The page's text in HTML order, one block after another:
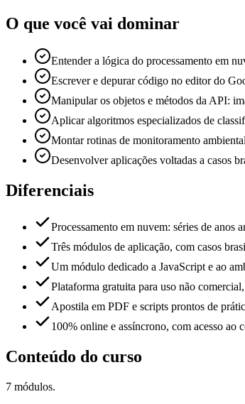
O que você vai dominar
Entender a lógica do processamento em
Escrever e depurar código no editor do
Manipular os objetos e métodos da API:
Aplicar algoritmos especializados de
Montar rotinas de monitoramento
Desenvolver aplicações voltadas a casos
Diferenciais
Processamento em nuvem: séries de anos
Três módulos de aplicação, com casos
Um módulo dedicado a JavaScript e ao
Plataforma gratuita para uso não
Apostila em PDF e scripts prontos de
100% online e assíncrono, com acesso ao
Conteúdo do curso
7 módulos.